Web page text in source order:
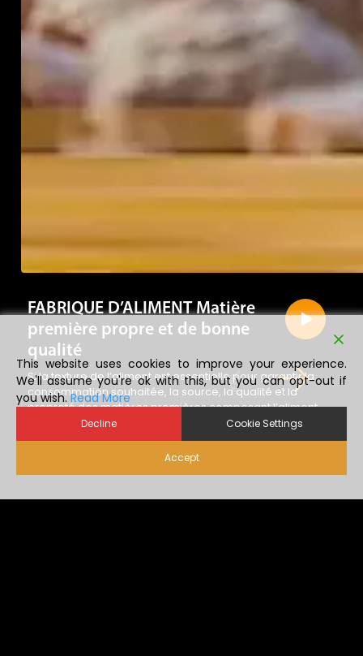
première propre et de bonne
qualité
Si la texture de l’aliment est essentielle pour garantir la
consommation souhaitée, la source, la qualité et la
propreté des matières premières composant l’aliment
sont tout aussi importantes....view more